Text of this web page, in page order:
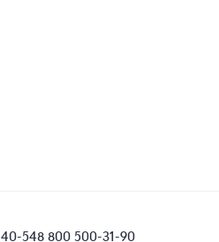
40-548 800 500-31-90